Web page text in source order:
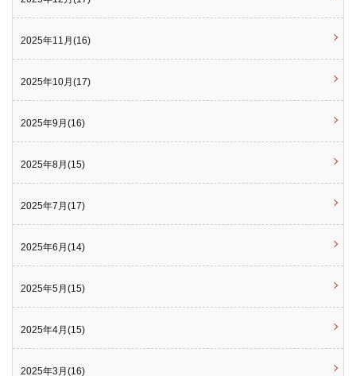
2025年11月(16)
2025年10月(17)
2025年9月(16)
2025年8月(15)
2025年7月(17)
2025年6月(14)
2025年5月(15)
2025年4月(15)
2025年3月(16)